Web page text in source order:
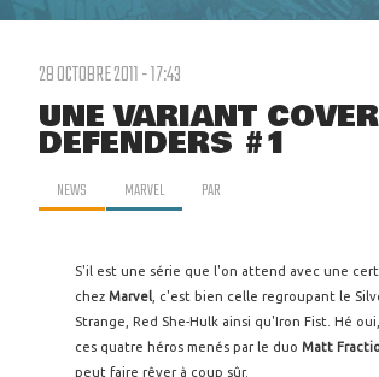
28 OCTOBRE 2011 - 17:43
UNE VARIANT
DEFENDERS #1
NEWS MARVEL PAR
S'il est une série que l'on attend avec une
chez Marvel , c'est bien celle regroupant le
Strange, Red She-Hulk ainsi qu'Iron Fist. Hé
ces quatre héros menés par le duo Matt
peut faire rêver à coup sûr.